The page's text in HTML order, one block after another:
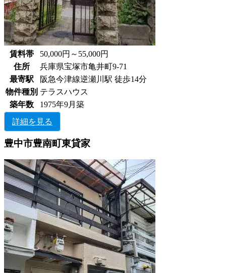
賃料帯
50,000円～55,000円
住所
兵庫県宝塚市亀井町9-71
最寄駅
阪急今津線逆瀬川駅 徒歩14分
物件種別 テラスハウス
築年数
1975年9月築
詳細を見る
豊中市豊南町東貸家